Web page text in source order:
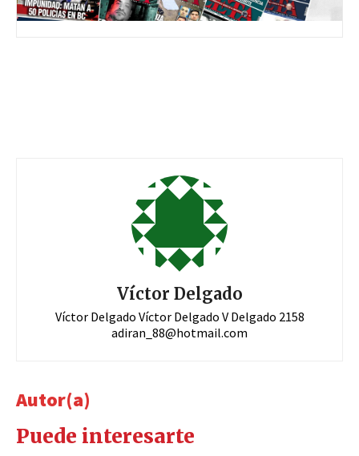
Víctor Delgado
Víctor Delgado Víctor Delgado V Delgado 2158
adiran_88@hotmail.com
Autor(a)
Puede interesarte